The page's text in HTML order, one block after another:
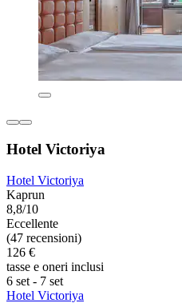
Hotel Victoriya
Hotel Victoriya
Kaprun
8,8/10
Eccellente
(47 recensioni)
126 €
tasse e oneri inclusi
6 set - 7 set
Hotel Victoriya